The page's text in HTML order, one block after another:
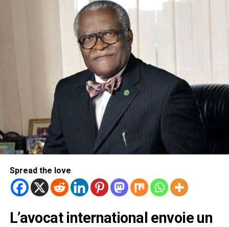
Spread the love
L’avocat international envoie un